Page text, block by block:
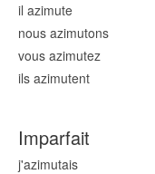
il azimute
nous azimutons
vous azimutez
ils azimutent
Imparfait
j'azimutais